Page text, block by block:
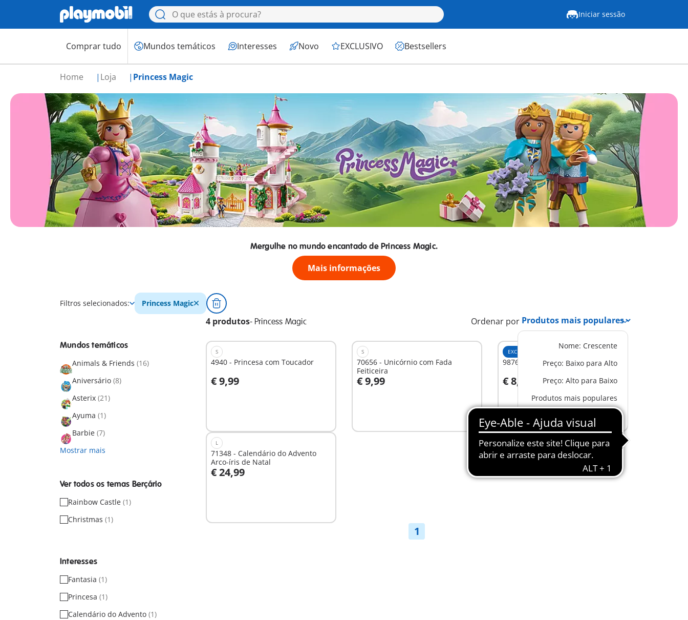
Iniciar sessão
Comprar tudo Mundos temáticos Interesses Novo EXCLUSIVO Bestsellers
Home Loja Princess Magic
Mergulhe no mundo encantado de Princess Magic.
Mais informações
Filtros selecionados: Princess Magic
4 produtos- Princess Magic Ordenar por
Nome: Crescente
Preço: Baixo para Alto
Preço: Alto para Baixo
Produtos mais populares
Mundos temáticos
Animals & Friends (16)
Aniversário (8)
Asterix (21)
Ayuma (1)
Barbie (7)
Mostrar mais
Ver todos os temas Berçário
Rainbow Castle (1)
Christmas (1)
Interesses
Fantasia (1)
Princesa (1)
Calendário do Advento (1)
S
4940 - Princesa com Toucador
€ 9,99
Ao carrinho
S
70656 - Unicórnio com Fada
Feiticeira
€ 9,99
EXCLUSIVO
9876 - Casal real
€ 8,49
Não
L
71348 - Calendário do Advento
Arco-íris de Natal
€ 24,99
1